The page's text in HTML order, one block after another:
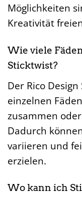
Möglichkeiten
Kreativität
Wie viele
Sticktwist?
Der Rico
einzelnen
zusammen
Dadurch
variieren und
erzielen.
Wo kann ich